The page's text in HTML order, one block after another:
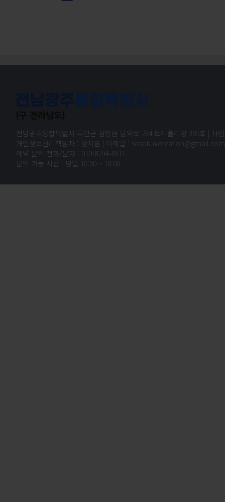
전남광주통합특별시 무안군 삼향읍 남악로 234 트리폴리앙 305호 | 사
개인정보관리책임자 : 정치훈 | 이메일 :
예약 문의 전화/문자 : 010-8294-8911
문의 가능 시간 : 평일 10:00 ~ 18:00